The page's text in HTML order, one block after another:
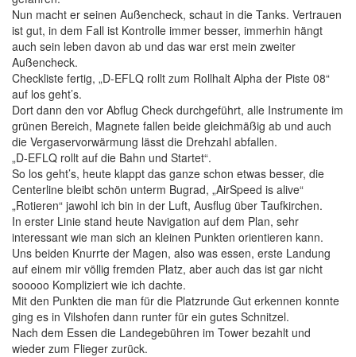
Nun macht er seinen Außencheck, schaut in die Tanks. Vertrauen
ist gut, in dem Fall ist Kontrolle immer besser, immerhin hängt
auch sein leben davon ab und das war erst mein zweiter
Außencheck.
Checkliste fertig, „D-EFLQ rollt zum Rollhalt Alpha der Piste 08“
auf los geht’s.
Dort dann den vor Abflug Check durchgeführt, alle Instrumente im
grünen Bereich, Magnete fallen beide gleichmäßig ab und auch
die Vergaservorwärmung lässt die Drehzahl abfallen.
„D-EFLQ rollt auf die Bahn und Startet“.
So los geht’s, heute klappt das ganze schon etwas besser, die
Centerline bleibt schön unterm Bugrad, „AirSpeed is alive“
„Rotieren“ jawohl ich bin in der Luft, Ausflug über Taufkirchen.
In erster Linie stand heute Navigation auf dem Plan, sehr
interessant wie man sich an kleinen Punkten orientieren kann.
Uns beiden Knurrte der Magen, also was essen, erste Landung
auf einem mir völlig fremden Platz, aber auch das ist gar nicht
sooooo Kompliziert wie ich dachte.
Mit den Punkten die man für die Platzrunde Gut erkennen konnte
ging es in Vilshofen dann runter für ein gutes Schnitzel.
Nach dem Essen die Landegebühren im Tower bezahlt und
wieder zum Flieger zurück.